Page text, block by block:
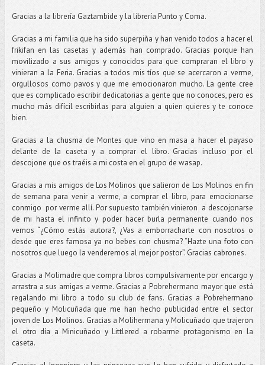
Gracias a la librería Gaztambide y la librería Punto y Coma.
Gracias a mi familia que ha sido superpiña y han venido todos a hacer el
frikifan en las casetas y además han comprado. Gracias porque han
movilizado a sus amigos y conocidos para que compraran el libro y
vinieran a la Feria. Gracias a todos mis tíos que se acercaron a verme,
orgullosos como pavos y que me emocionaron mucho. La gente cree
que es complicado escribir dedicatorias a gente que no conoces, pero es
mucho más difícil escribirlas para alguien a quien quieres y te conoce
bien.
Gracias a la chusma de Montes que vino en masa a hacer el payaso
delante de la caseta y a comprar el libro. Gracias incluso por el
descojone que os traéis a mi costa en el grupo de wasap.
Gracias a mis amigos de Los Molinos que salieron de Los Molinos en fin
de semana para venir a verme, a comprar el libro, para emocionarse
conmigo por verme allí. Por supuesto también vinieron a descojonarse
de mi hasta el infinito y poder hacer burla permanente cuando nos
vemos “¿Cómo estás autora?, ¿Vas a emborracharte con nosotros o
desde que eres famosa ya no bebes con chusma? “Hazte una foto con
nosotros que luego la venderemos al mejor postor”. Gracias cabrones.
Gracias a Molimadre que compra libros compulsivamente por encargo y
arrastra a sus amigas a verme. Gracias a Pobrehermano mayor que está
regalando mi libro a todo su club de fans. Gracias a Pobrehermano
pequeño y Molicuñada que me han hecho publicidad entre el sector
joven de Los Molinos. Gracias a Molihermana y Molicuñado que trajeron
el otro día a Minicuñado y Littlered a robarme protagonismo en la
caseta.